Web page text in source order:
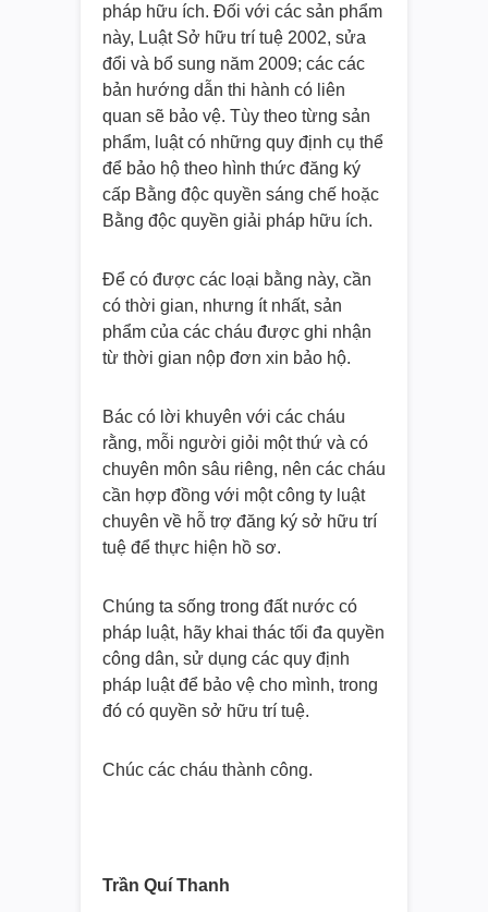
pháp hữu ích. Đối với các sản phẩm
này, Luật Sở hữu trí tuệ 2002, sửa
đổi và bổ sung năm 2009; các các
bản hướng dẫn thi hành có liên
quan sẽ bảo vệ. Tùy theo từng sản
phẩm, luật có những quy định cụ thể
để bảo hộ theo hình thức đăng ký
cấp Bằng độc quyền sáng chế hoặc
Bằng độc quyền giải pháp hữu ích.
Để có được các loại bằng này, cần
có thời gian, nhưng ít nhất, sản
phẩm của các cháu được ghi nhận
từ thời gian nộp đơn xin bảo hộ.
Bác có lời khuyên với các cháu
rằng, mỗi người giỏi một thứ và có
chuyên môn sâu riêng, nên các cháu
cần hợp đồng với một công ty luật
chuyên về hỗ trợ đăng ký sở hữu trí
tuệ để thực hiện hồ sơ.
Chúng ta sống trong đất nước có
pháp luật, hãy khai thác tối đa quyền
công dân, sử dụng các quy định
pháp luật để bảo vệ cho mình, trong
đó có quyền sở hữu trí tuệ.
Chúc các cháu thành công.
Trần Quí Thanh